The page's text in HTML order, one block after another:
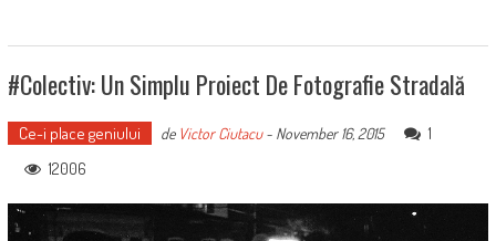
#Colectiv: Un Simplu Proiect De Fotografie Stradală
Ce-i place geniului de Victor Ciutacu- November 16, 2015
1
12006